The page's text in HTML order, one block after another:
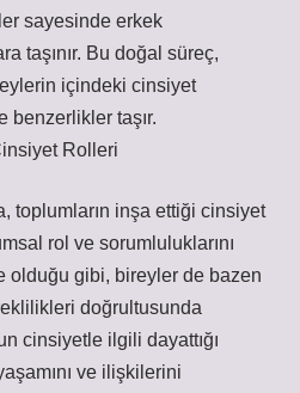
sayesinde erkek
taşınır. Bu doğal süreç,
içindeki cinsiyet
benzerlikler taşır.
Rolleri
toplumların inşa ettiği cinsiyet
rol ve sorumluluklarını
olduğu gibi, bireyler de bazen
doğrultusunda
cinsiyetle ilgili dayattığı
ve ilişkilerini